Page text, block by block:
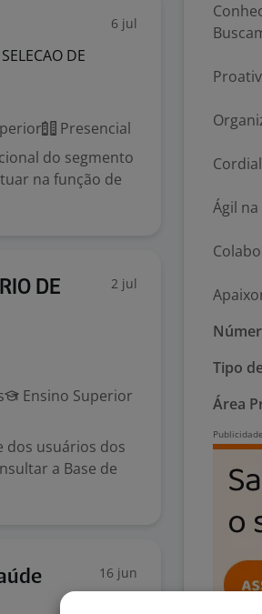
6 jul
DE
Presencial
do segmento
na função de
DE
2 jul
Ensino Superior
dos usuários dos
a Base de
16 jun
Ágil
Tipo
Área